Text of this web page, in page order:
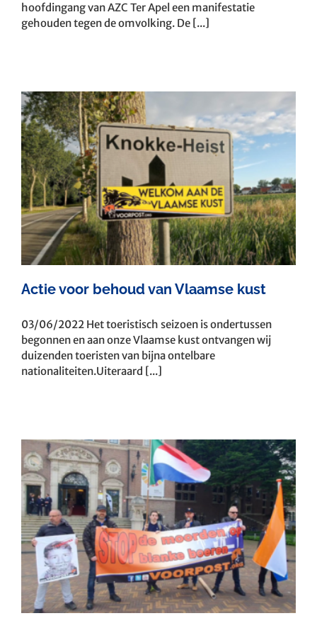
hoofdingang van AZC Ter Apel een manifestatie
gehouden tegen de omvolking. De [...]
Actie voor behoud van Vlaamse kust
03/06/2022 Het toeristisch seizoen is ondertussen
begonnen en aan onze Vlaamse kust ontvangen wij
duizenden toeristen van bijna ontelbare
nationaliteiten.Uiteraard [...]